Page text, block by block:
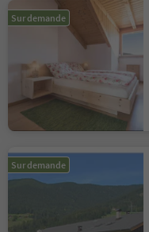
Sur demande
Sur demande